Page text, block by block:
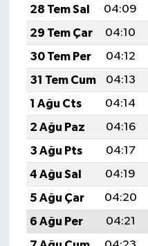
28 Tem Sal
04:09
29 Tem Çar
04:10
30 Tem Per
04:12
31 Tem Cum
04:13
1 Ağu Cts
04:14
2 Ağu Paz
04:16
3 Ağu Pts
04:17
4 Ağu Sal
04:19
5 Ağu Çar
04:20
6 Ağu Per
04:21